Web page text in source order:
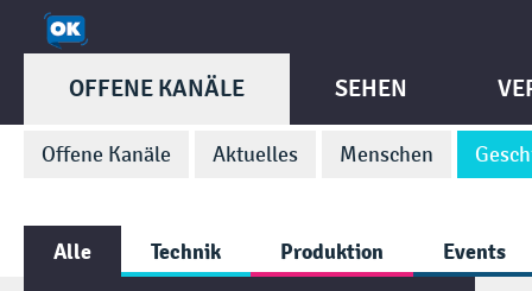
OFFENE KANÄLE
Offene Kanäle Aktuelles Menschen
SEHEN
Alle Technik Produktion Events